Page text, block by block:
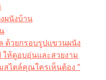
ผนังบ้าน
ด้วยกรอบรูปแขวนผนัง
ห้ดูอบอุ่นและสวยงาม
ไตล์คุณใครเห็นต้อง ”